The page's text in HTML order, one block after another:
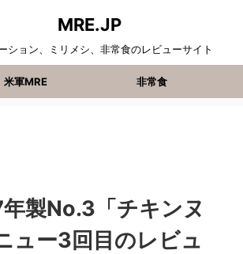
MRE.JP
ション、ミリメシ、非常食のレビューサイト
米軍MRE 非常食
製No.3「チキンヌ
ュー3回目のレビュ